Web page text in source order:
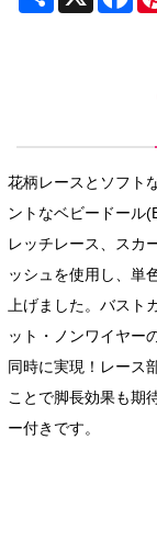
花柄レースとソフト
ントなベビードール
レッチレース、スカ
ッシュを使用し、単
上げました。バス
ット・ノンワイヤー
同時に実現！レース
ことで脚長効果も期
ー付きです。